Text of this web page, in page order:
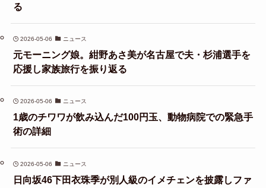
る
2026-05-06 ニュース
元モーニング娘。紺野あさ美が名古屋で夫・杉浦選手を
応援し家族旅行を振り返る
2026-05-06 ニュース
1歳のチワワが飲み込んだ100円玉、動物病院での緊急手
術の詳細
2026-05-06 ニュース
日向坂46下田衣珠季が別人級のイメチェンを披露しファ